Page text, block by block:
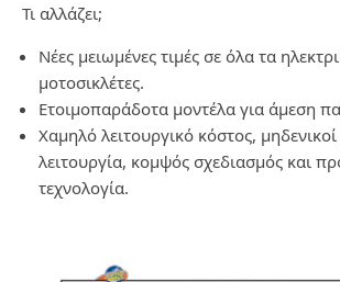
Τι αλλάζει;
Νέες μειωμένες τιμές σε όλα τα
μοτοσικλέτες.
Ετοιμοπαράδοτα μοντέλα για άμεση
Χαμηλό λειτουργικό κόστος,
λειτουργία, κομψός σχεδιασμός και
τεχνολογία.